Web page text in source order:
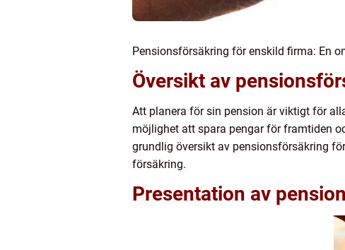
Pensionsförsäkring för enskild firma: En
Översikt av
Att planera för sin pension är viktigt för
möjlighet att spara pengar för framtiden
grundlig översikt av pensionsförsäkring
försäkring.
Presentation av